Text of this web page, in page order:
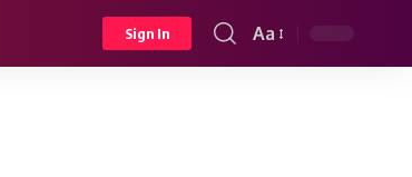
Sign In
Font
Aa